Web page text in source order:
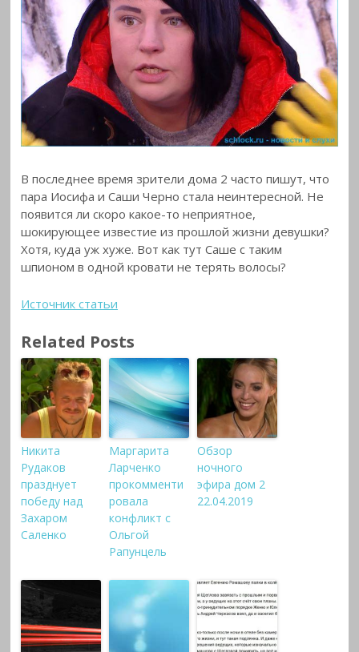
В последнее время зрители дома 2 часто пишут, что
пара Иосифа и Саши Черно стала неинтересной. Не
появится ли скоро какое-то неприятное,
шокирующее известие из прошлой жизни девушки?
Хотя, куда уж хуже. Вот как тут Саше с таким
шпионом в одной кровати не терять волосы?
Источник статьи
Related Posts
Никита
Рудаков
празднует
победу над
Захаром
Саленко
Маргарита
Ларченко
прокомменти
ровала
конфликт с
Ольгой
Рапунцель
Обзор
ночного
эфира дом 2
22.04.2019